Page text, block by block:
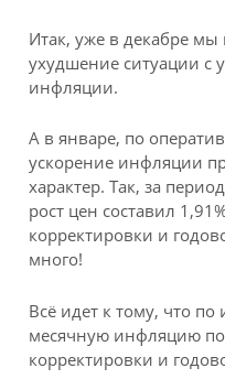
Итак, уже в декабре
ухудшение ситуации с
инфляции.
А в январе, по
ускорение инфляции
характер. Так, за
рост цен составил
корректировки и
много!
Всё идет к тому, что
месячную инфляцию
корректировки и